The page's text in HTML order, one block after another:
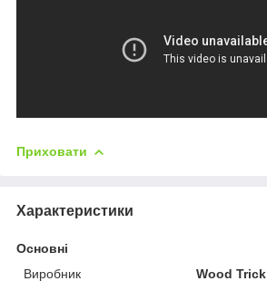
Приховати
Характеристики
Основні
Виробник
Wood Trick